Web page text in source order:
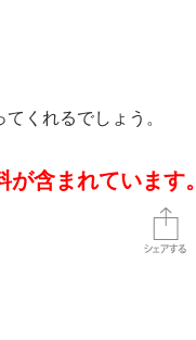
くれるでしょう。
含まれています。